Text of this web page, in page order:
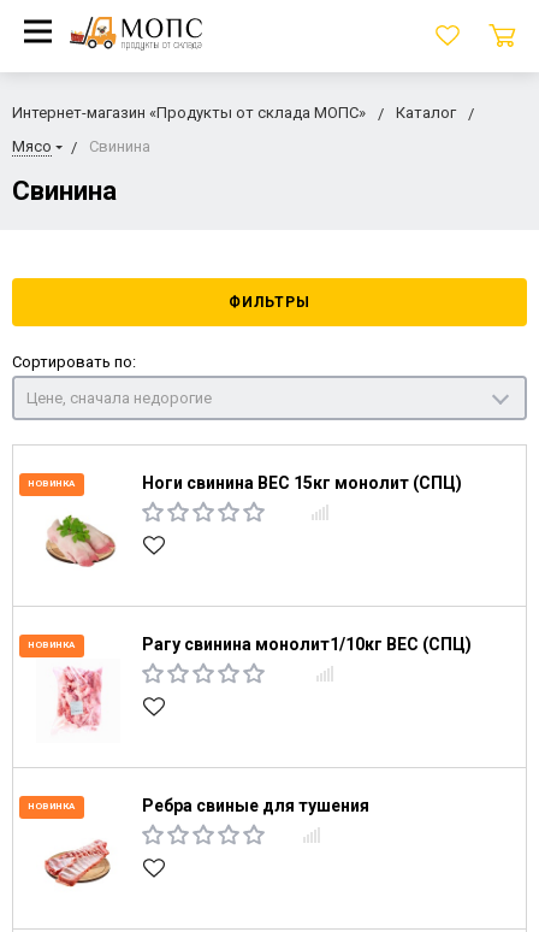
Интернет-магазин «Продукты от склада МОПС»
Каталог
Мясо
Свинина
Свинина
ФИЛЬТРЫ
Сортировать по:
Цене, сначала недорогие
НОВИНКА Ноги свинина ВЕС 15кг монолит (СПЦ)
НОВИНКА Рагу свинина монолит1/10кг ВЕС (СПЦ)
НОВИНКА Ребра свиные для тушения